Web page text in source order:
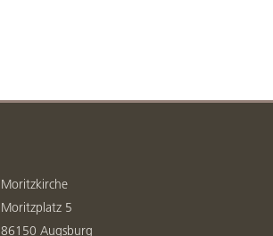
Moritzkirche
Moritzplatz 5
86150 Augsburg